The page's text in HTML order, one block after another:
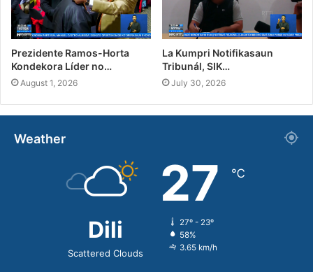
Prezidente Ramos-Horta
Kondekora Líder no…
August 1, 2026
La Kumpri Notifikasaun
Tribunál, SIK…
July 30, 2026
Weather
Dili
Scattered Clouds
27 ℃
27º - 23º
58%
3.65 km/h